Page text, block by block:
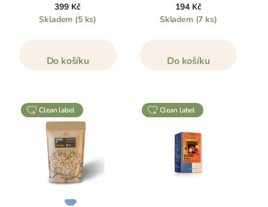
399 Kč
Skladem (5 ks)
Do košíku
194 Kč
Skladem (7 ks)
Do košíku
clean label clean label